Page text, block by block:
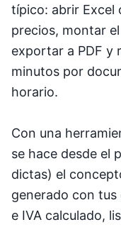
típico: abrir Excel
precios, montar
exportar a PDF y
minutos por
horario.
Con una
se hace desde el
dictas) el
generado con
e IVA calculado,